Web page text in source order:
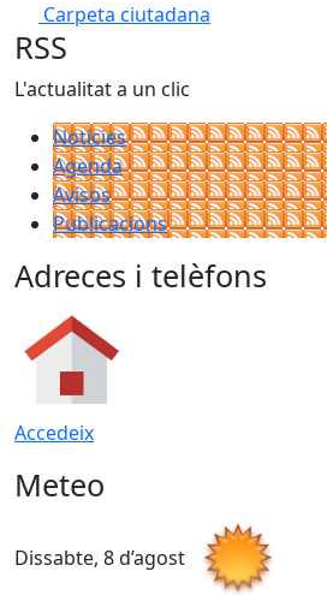
Carpeta ciutadana
RSS
L'actualitat a un clic
Notícies
Agenda
Avisos
Publicacions
Adreces i telèfons
Accedeix
Meteo
Dissabte, 8 d’agost